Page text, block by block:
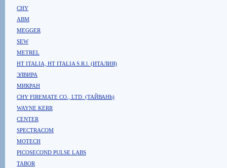
CHY
ABM
MEGGER
SEW
METREL
HT ITALIA, HT ITALIA S.R.l. (ИТАЛИЯ)
ЭЛВИРА
МИКРАН
CHY FIREMATE CO., LTD. (ТАЙВАНЬ)
WAYNE KERR
CENTER
SPECTRACOM
MOTECH
PICOSECOND PULSE LABS
TABOR